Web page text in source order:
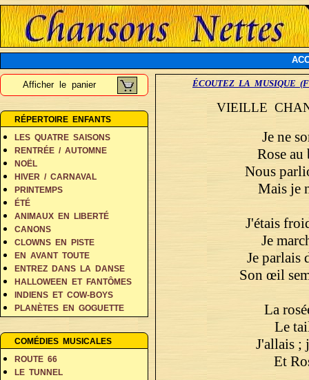
Afficher le panier
RÉPERTOIRE ENFANTS
LES QUATRE SAISONS
RENTRÉE / AUTOMNE
NOËL
HIVER / CARNAVAL
PRINTEMPS
ÉTÉ
ANIMAUX EN LIBERTÉ
CANONS
CLOWNS EN PISTE
EN AVANT TOUTE
ENTREZ DANS LA DANSE
HALLOWEEN ET FANTÔMES
INDIENS ET COW-BOYS
PLANÈTES EN GOGUETTE
RÊVES ET FANTAISIE
COMÉDIES MUSICALES
ROUTE 66
LE TUNNEL
ÉCOUTEZ LA MUSIQUE
VIEILLE
Je ne
Rose
Nous
Mais je
J'étais
Je
Je parlais
Son œil
La
Le
J'allais ;
Et